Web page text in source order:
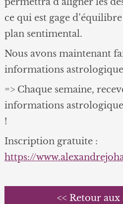
ce qui est gage
plan sentimental.
Nous avons maintenant
informations
=> Chaque semaine,
informations
!
Inscription gratuite :
https://
<< Retour